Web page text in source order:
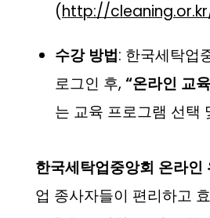
(http://
수강 방법: 한국세탁업
로그인 후, “온라인 교
는 교육 프로그램 선택
한국세탁업중앙회 온라인
업 종사자들이 편리하고